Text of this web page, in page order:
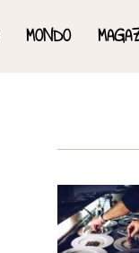
MONDO